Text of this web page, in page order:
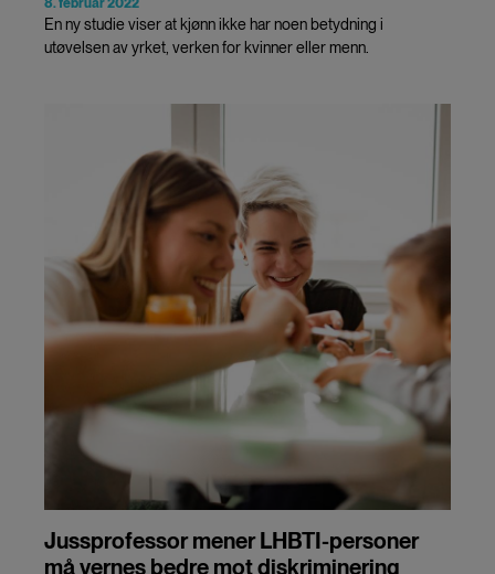
En ny studie viser at kjønn ikke har noen betydning i
utøvelsen av yrket, verken for kvinner eller menn.
Jussprofessor mener LHBTI-personer
må vernes bedre mot diskriminering